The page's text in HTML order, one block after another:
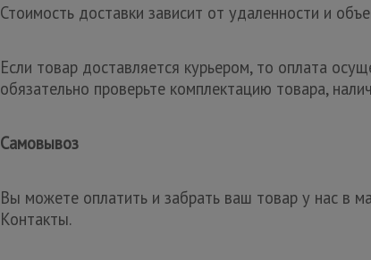
Стоимость доставки зависит от удаленности и
Если товар доставляется курьером, то оплата
обязательно проверьте комплектацию товара,
Самовывоз
Вы можете оплатить и забрать ваш товар у нас в
Контакты.